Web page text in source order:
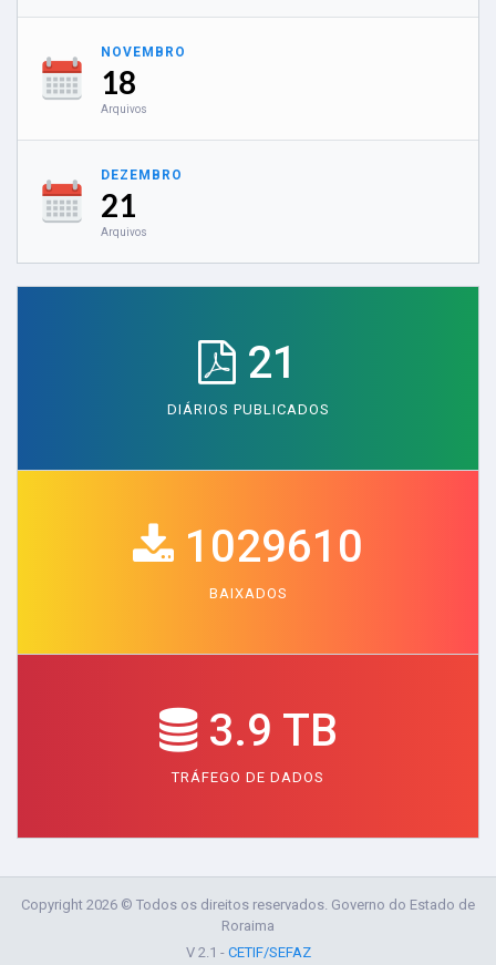
NOVEMBRO
18
Arquivos
DEZEMBRO
21
Arquivos
21
DIÁRIOS PUBLICADOS
1029610
BAIXADOS
3.9 TB
TRÁFEGO DE DADOS
Copyright 2026 © Todos os direitos reservados. Governo do Estado de
Roraima
V 2.1 - CETIF/SEFAZ